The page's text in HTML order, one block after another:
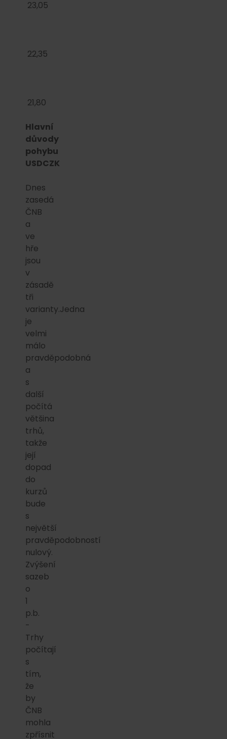
23,05
22,35
21,80
Hlavní
důvody
pohybu
USDCZK
Dnes
zasedá
ČNB
a
ve
hře
jsou
v
zásadě
tři
varianty.Jedna
je
velmi
málo
pravděpodobná
a
s
další
počítá
většina
trhů,
takže
její
dopad
do
kurzů
bude
s
největší
pravděpodobností
nulový.
Zvýšení
sazeb
o
1
p.b.
-
Trhy
počítají
s
tím,
že
by
ČNB
mohla
zpřísnit